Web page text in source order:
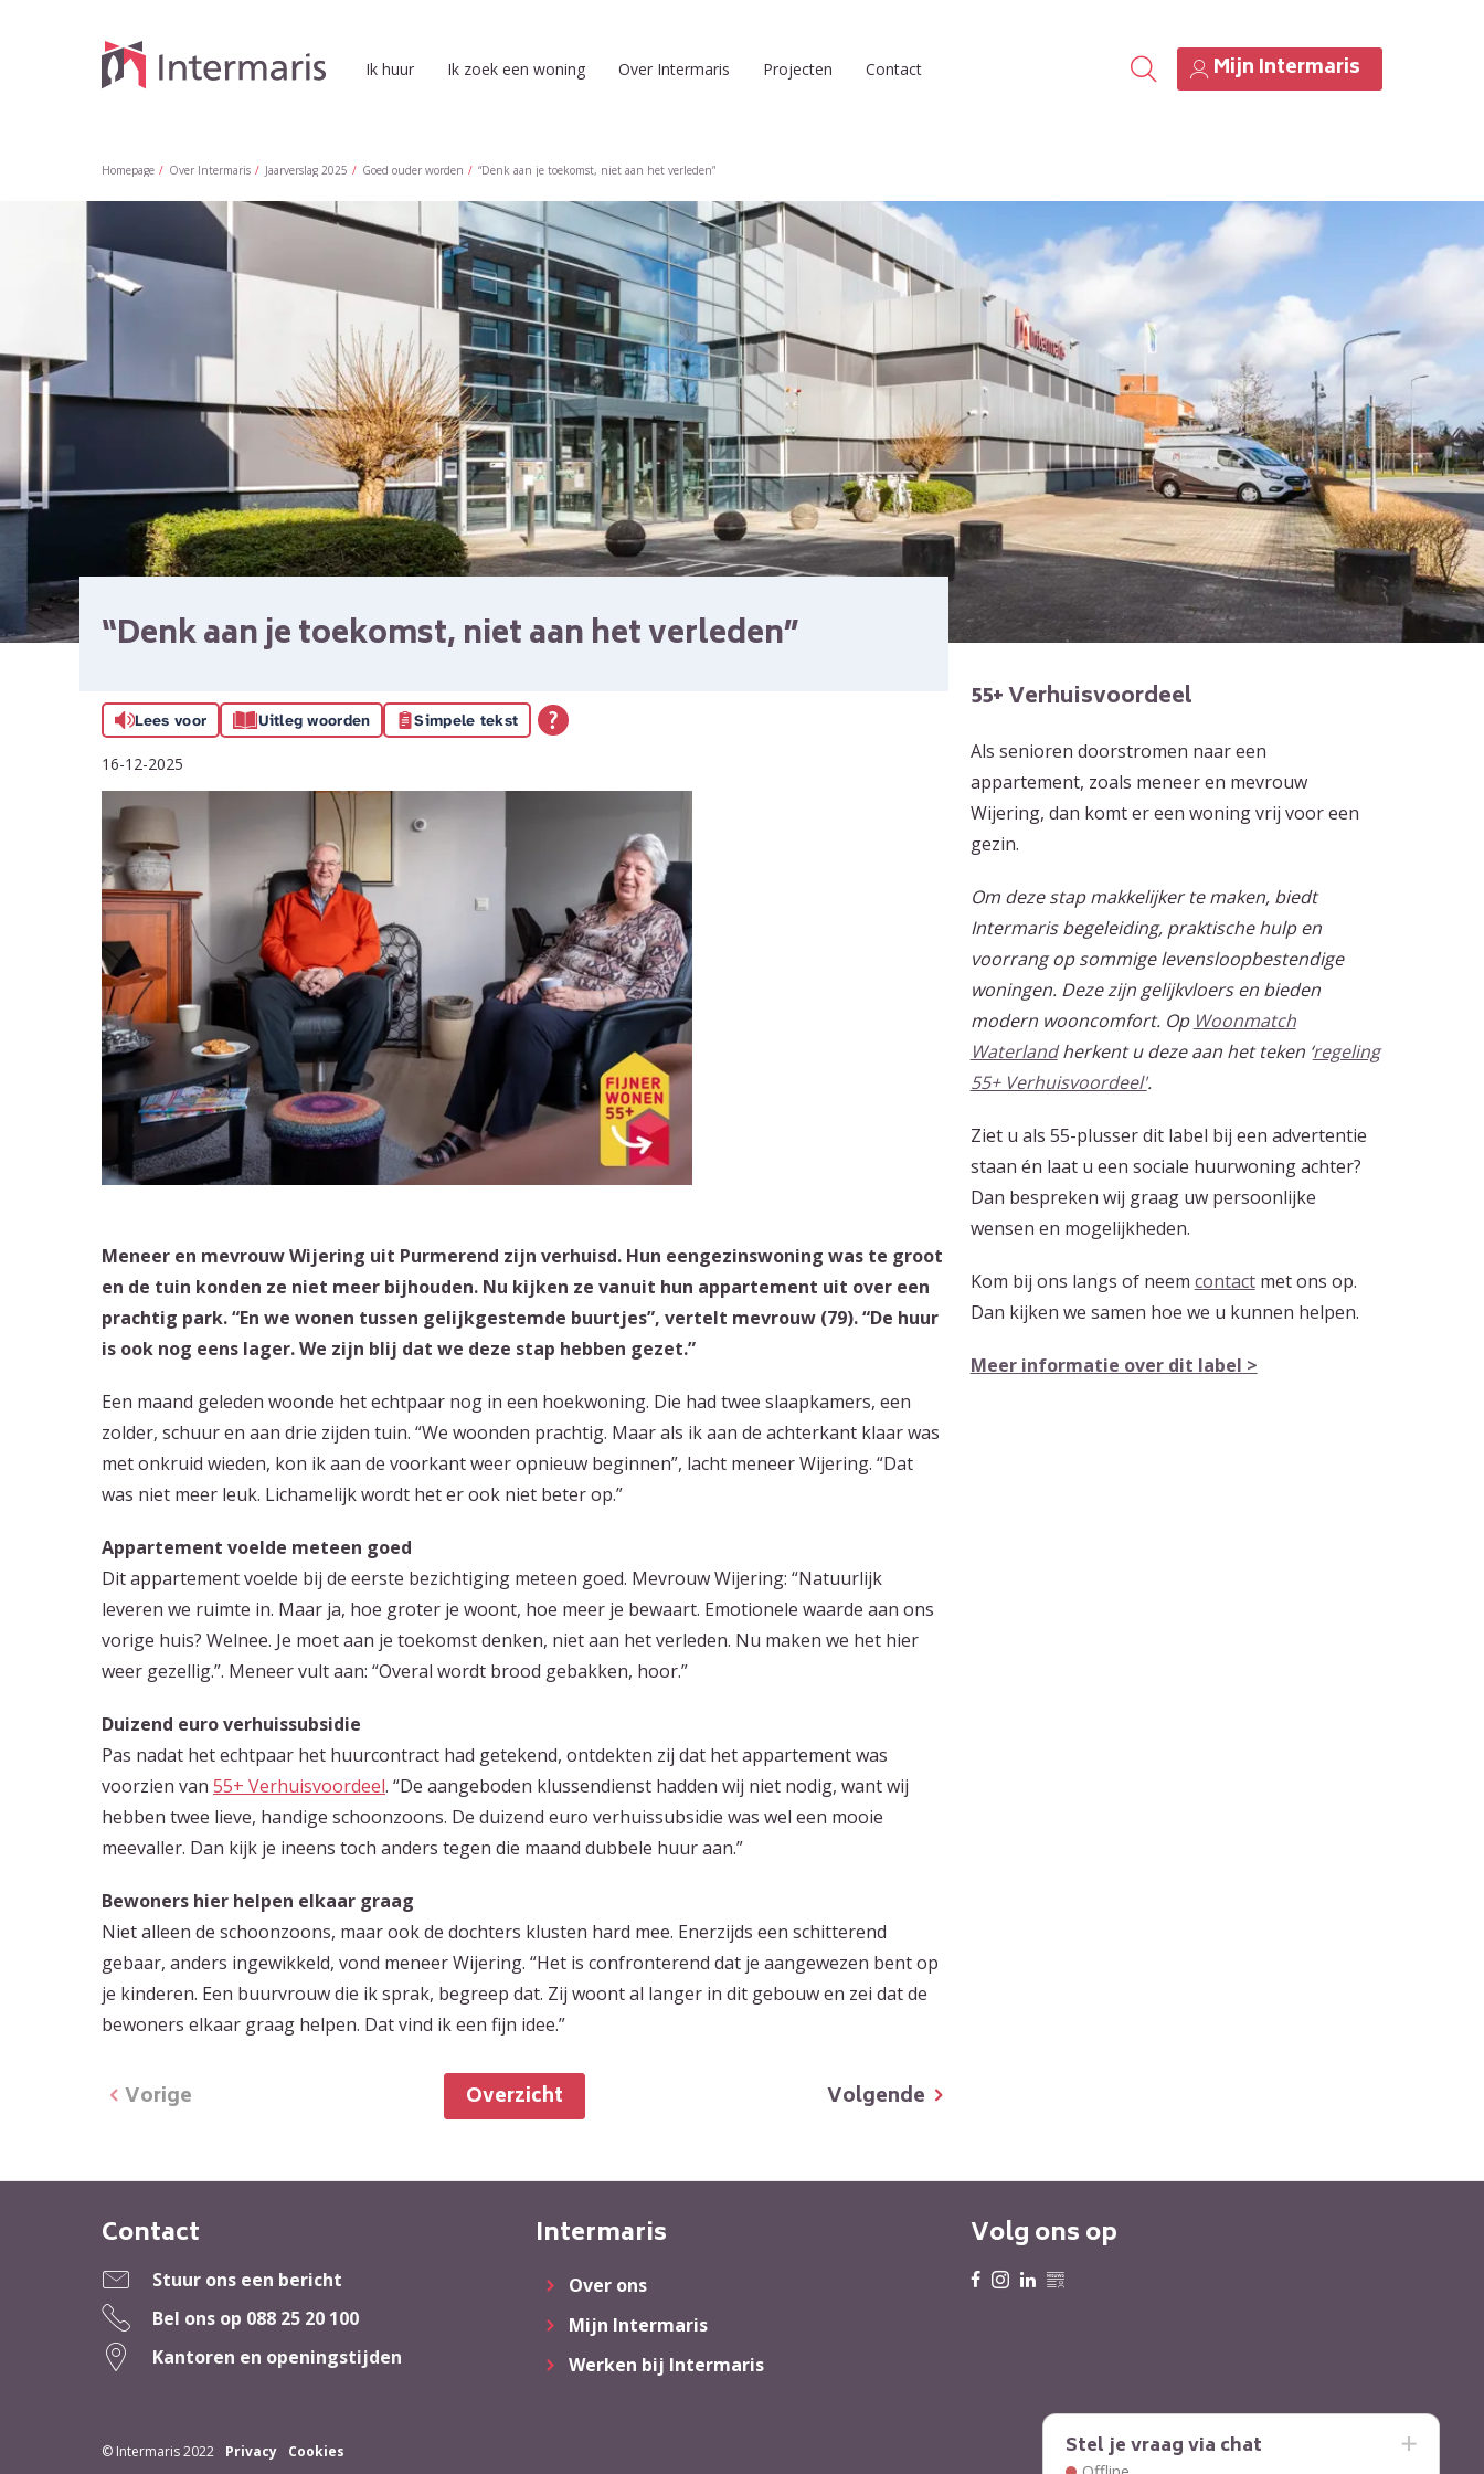
Naar hoofdinhoud
Naar hoofdnavigatiemenu
Naar zoeken
Naar de homepage
Ik huur Ik zoek een woning Over Intermaris Projecten Contact Mijn Intermaris
Homepage Over Intermaris Jaarverslag 2025 Goed ouder worden “Denk aan je toekomst, niet aan het verleden”
“Denk aan je toekomst, niet aan het verleden”
Lees voor Uitleg woorden Simpele tekst
16-12-2025
Meneer en mevrouw Wijering uit Purmerend zijn verhuisd. Hun eengezinswoning was te groot
en de tuin konden ze niet meer bijhouden. Nu kijken ze vanuit hun appartement uit over een
prachtig park. “En we wonen tussen gelijkgestemde buurtjes”, vertelt mevrouw (79). “De huur
is ook nog eens lager. We zijn blij dat we deze stap hebben gezet.”
Een maand geleden woonde het echtpaar nog in een hoekwoning. Die had twee slaapkamers, een
zolder, schuur en aan drie zijden tuin. “We woonden prachtig. Maar als ik aan de achterkant klaar was
met onkruid wieden, kon ik aan de voorkant weer opnieuw beginnen”, lacht meneer Wijering. “Dat
was niet meer leuk. Lichamelijk wordt het er ook niet beter op.”
Appartement voelde meteen goed
Dit appartement voelde bij de eerste bezichtiging meteen goed. Mevrouw Wijering: “Natuurlijk
leveren we ruimte in. Maar ja, hoe groter je woont, hoe meer je bewaart. Emotionele waarde aan ons
vorige huis? Welnee. Je moet aan je toekomst denken, niet aan het verleden. Nu maken we het hier
weer gezellig.”. Meneer vult aan: “Overal wordt brood gebakken, hoor.”
Duizend euro verhuissubsidie
Pas nadat het echtpaar het huurcontract had getekend, ontdekten zij dat het appartement was
voorzien van 55+ Verhuisvoordeel. “De aangeboden klussendienst hadden wij niet nodig, want wij
hebben twee lieve, handige schoonzoons. De duizend euro verhuissubsidie was wel een mooie
meevaller. Dan kijk je ineens toch anders tegen die maand dubbele huur aan.”
Bewoners hier helpen elkaar graag
Niet alleen de schoonzoons, maar ook de dochters klusten hard mee. Enerzijds een schitterend
gebaar, anders ingewikkeld, vond meneer Wijering. “Het is confronterend dat je aangewezen bent op
je kinderen. Een buurvrouw die ik sprak, begreep dat. Zij woont al langer in dit gebouw en zei dat de
bewoners elkaar graag helpen. Dat vind ik een fijn idee.”
Volgende
Overzicht
Vorige
55+ Verhuisvoordeel
Als senioren doorstromen naar een
appartement, zoals meneer en mevrouw
Wijering, dan komt er een woning vrij voor een
gezin.
Om deze stap makkelijker te maken, biedt
Intermaris begeleiding, praktische hulp en
voorrang op sommige levensloopbestendige
woningen. Deze zijn gelijkvloers en bieden
modern wooncomfort. Op Woonmatch
Waterlandherkent u deze aan het teken ‘regeling
55+ Verhuisvoordeel'.
Ziet u als 55-plusser dit label bij een advertentie
staan én laat u een sociale huurwoning achter?
Dan bespreken wij graag uw persoonlijke
wensen en mogelijkheden.
Kom bij ons langs of neem contactmet ons op.
Dan kijken we samen hoe we u kunnen helpen.
Meer informatie over dit label >
Contactinformatie
Contact
Stuur ons een bericht
Bel ons op 088 25 20 100
Kantoren en openingstijden
Intermaris
Over ons
Mijn Intermaris
Werken bij Intermaris
Volg ons op
© Intermaris 2022 Privacy Cookies Stel je vraag via chat